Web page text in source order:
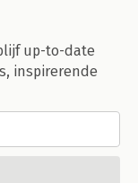
up-to-date
inspirerende